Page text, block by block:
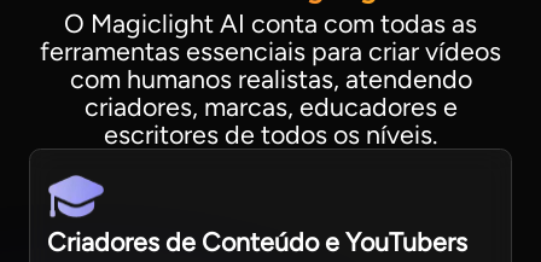
O Magiclight AI conta com todas as
ferramentas essenciais para criar vídeos
com humanos realistas, atendendo
criadores, marcas, educadores e
escritores de todos os níveis.
Criadores de Conteúdo e YouTubers